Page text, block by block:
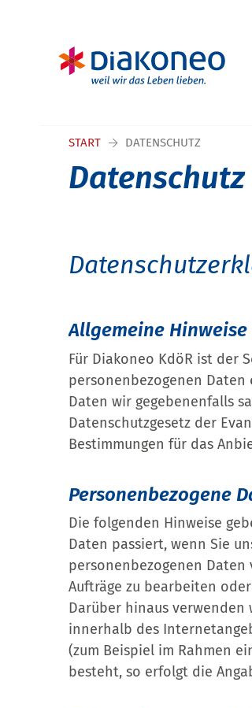
START DATENSCHUTZ
Datenschutz
Allgemeine Hinweise
Für Diakoneo KdöR ist der
personenbezogenen
Daten wir gegebenenfalls
Datenschutzgesetz der
Bestimmungen für das
Personenbezogene
Die folgenden Hinweise
Daten passiert, wenn Sie
personenbezogenen
Aufträge zu bearbeiten
Darüber hinaus
innerhalb des
(zum Beispiel im Rahmen
besteht, so erfolgt die